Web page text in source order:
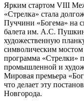
Ярким стартом VIII
«Стрелка» стала
Пуччини «Богема» на
балета им. А.С.
художественную
символическим
программа «Стрелки»
промышленной и
Мировая премьера
что делает эту
Новгорода.